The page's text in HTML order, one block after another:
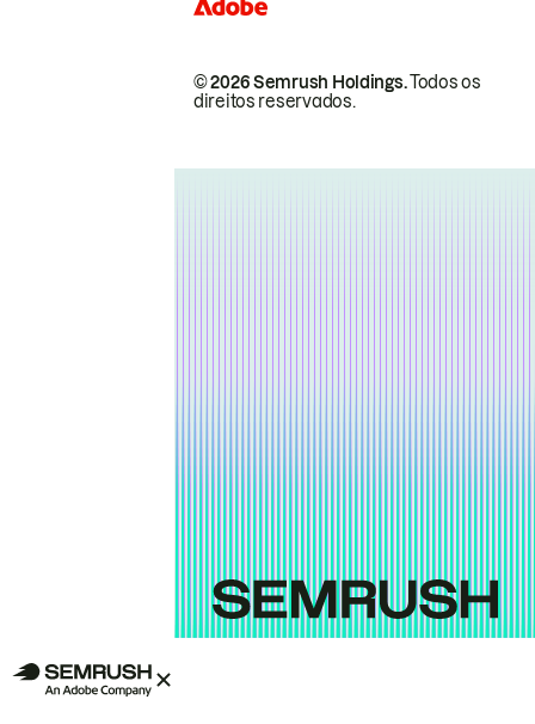
© 2026 Semrush Holdings.Todos os
direitos reservados.